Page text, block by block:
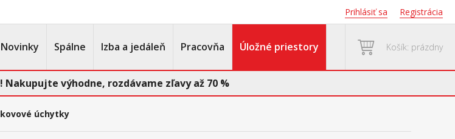
Prihlásiť sa Registrácia
Novinky Spálne Izba a jedáleň Pracovňa Úložné priestory Košík: prázdny
výhodne, rozdávame zľavy až 70 %
úchytky